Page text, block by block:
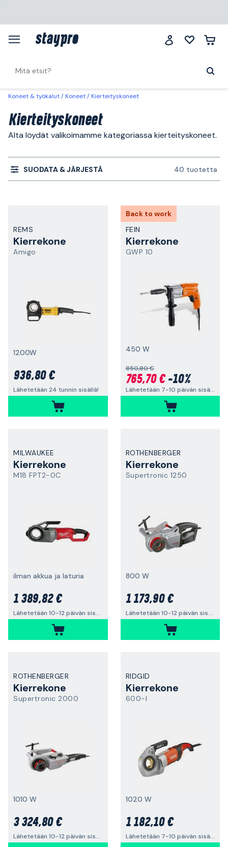
Koneet & työkalut Koneet Kierteityskoneet
Kierteityskoneet
Alta löydät valikoimamme kategoriassa kierteityskoneet.
SUODATA & JÄRJESTÄ 40 tuotetta
REMS
Kierrekone
Amigo
1200W
936,80 €
Lähetetään 24 tunnin sisällä!
Back to work
FEIN
Kierrekone
GWP 10
450 W
850,80 €
765,70 €-10%
Lähetetään 7-10 päivän sisällä
MILWAUKEE
Kierrekone
M18 FPT2-0C
ilman akkua ja laturia
1 389,82 €
Lähetetään 10-12 päivän sisällä
ROTHENBERGER
Kierrekone
Supertronic 1250
800 W
1 173,90 €
Lähetetään 10-12 päivän sisällä
ROTHENBERGER
Kierrekone
Supertronic 2000
1010 W
3 324,80 €
Lähetetään 10-12 päivän sisällä
RIDGID
Kierrekone
600-I
1020 W
1 182,10 €
Lähetetään 7-10 päivän sisällä